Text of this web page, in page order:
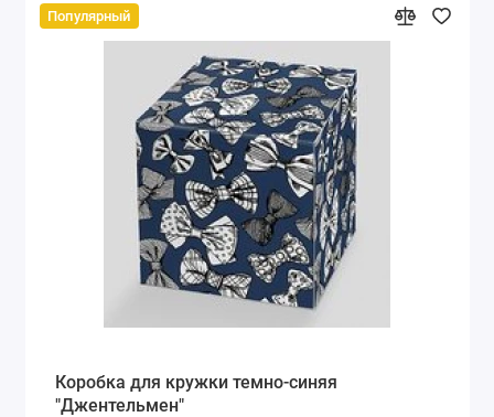
Популярный
Коробка для кружки темно-синяя
"Джентельмен"